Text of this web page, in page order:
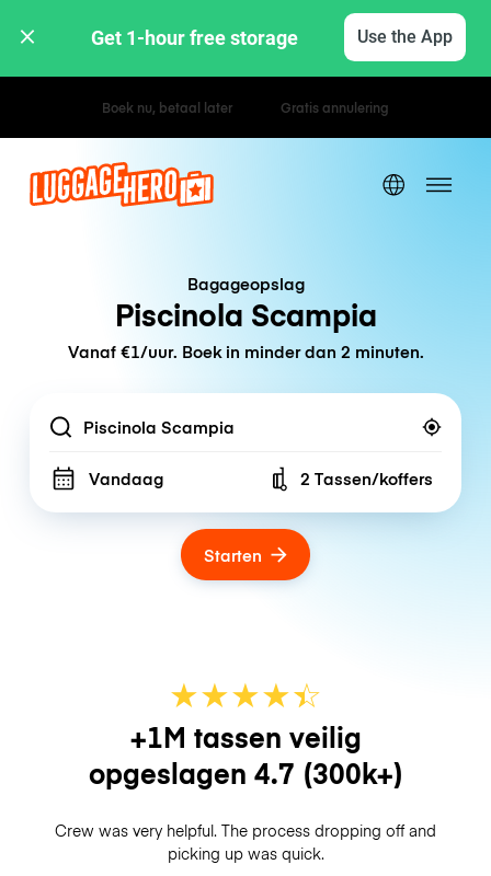
Get 1-hour free storage Use the App
Uur- / dagtarieven
Bagageopslag
Piscinola Scampia
Vanaf €1/uur. Boek in minder dan 2 minuten.
Location
Vandaag Number of bags
2 Tassen/koffers
Starten
★★★★☆
★
+1M tassen veilig
opgeslagen 4.7 (300k+)
Crew was very helpful. The process dropping off and
picking up was quick.